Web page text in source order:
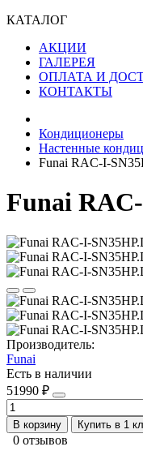
КАТАЛОГ
АКЦИИ
ГАЛЕРЕЯ
ОПЛАТА И
КОНТАКТЫ
Кондиционеры
Настенные
Funai RAC-I-
Funai
Производитель:
Funai
Есть в наличии
51990 ₽
В корзину Купить в 1
0 отзывов